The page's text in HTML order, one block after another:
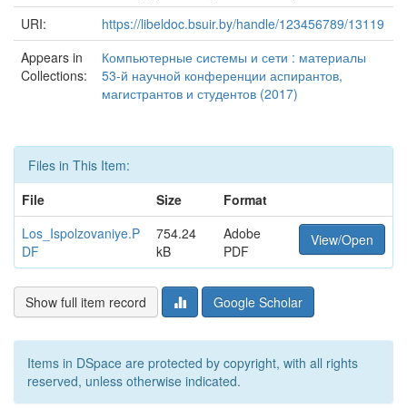
URI:
https://libeldoc.bsuir.by/handle/123456789/13119
Appears in
Collections:
Компьютерные системы и сети : материалы
53-й научной конференции аспирантов,
магистрантов и студентов (2017)
Files in This Item:
File
Size
Format
Los_Ispolzovaniye.P
DF
754.24
kB
Adobe
PDF
View/Open
Show full item record Google Scholar
Items in DSpace are protected by copyright, with all rights
reserved, unless otherwise indicated.